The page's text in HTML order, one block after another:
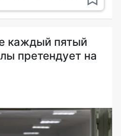
каждый пятый
претендует на